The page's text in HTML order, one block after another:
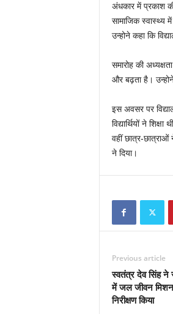
अंधकार में प्रकाश
सामाजिक स्वास्थ्य
उन्होने कहा कि
समारोह की
और बढ़ता है।
इस अवसर पर
विद्यार्थियों ने
वहीं छात्र-छात्राओं
ने दिया।
Previous article
स्वतंत्र देव सिंह ने
में जल जीवन मिशन
निरीक्षण किया